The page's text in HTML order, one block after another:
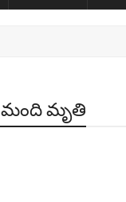
మంది మృతి